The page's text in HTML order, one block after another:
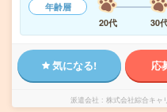
年齢層
20代
30
気になる! 応
派遣会社 株式会社綜合キャ